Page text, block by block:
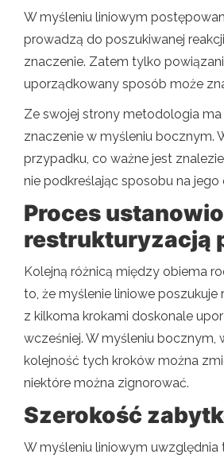
W myśleniu liniowym
prowadzą do poszukiwanej
znaczenie. Zatem tylko
uporządkowany sposób może
Ze swojej strony metodologia
znaczenie w myśleniu bocznym.
przypadku, co ważne jest
nie podkreślając sposobu na jego
Proces
restrukturyzacją
Kolejną różnicą między obiema
to, że myślenie liniowe
z kilkoma krokami doskonale
wcześniej. W myśleniu bocznym,
kolejność tych kroków można
niektóre można zignorować.
Szerokość
W myśleniu liniowym uwzględnia